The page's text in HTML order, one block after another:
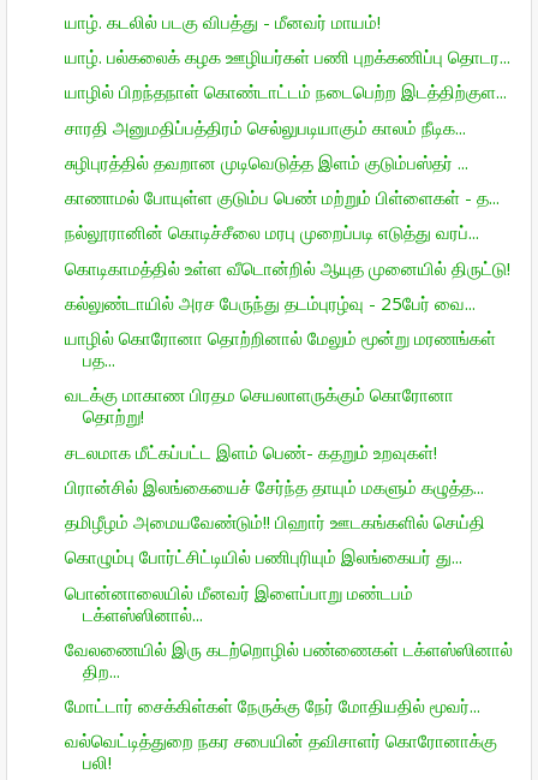
யாழ். கடலில் படகு விபத்து - மீனவர் மாயம்!
யாழ். பல்கலைக் கழக ஊழியர்கள் பணி புறக்கணிப்பு தொடர...
யாழில் பிறந்தநாள் கொண்டாட்டம் நடைபெற்ற இடத்திற்குள...
சாரதி அனுமதிப்பத்திரம் செல்லுபடியாகும் காலம் நீடிக...
சுழிபுரத்தில் தவறான முடிவெடுத்த இளம் குடும்பஸ்தர் ...
காணாமல் போயுள்ள குடும்ப பெண் மற்றும் பிள்ளைகள் - த...
நல்லூரானின் கொடிச்சீலை மரபு முறைப்படி எடுத்து வரப்...
கொடிகாமத்தில் உள்ள வீடொன்றில் ஆயுத முனையில் திருட்டு!
கல்லுண்டாயில் அரச பேருந்து தடம்புரழ்வு - 25பேர் வை...
யாழில் கொரோனா தொற்றினால் மேலும் மூன்று மரணங்கள்
பத...
வடக்கு மாகாண பிரதம செயலாளருக்கும் கொரோனா
தொற்று!
சடலமாக மீட்கப்பட்ட இளம் பெண்- கதறும் உறவுகள்!
பிரான்சில் இலங்கையைச் சேர்ந்த தாயும் மகளும் கழுத்த...
தமிழீழம் அமையவேண்டும்!! பிஹார் ஊடகங்களில் செய்தி
கொழும்பு போர்ட்சிட்டியில் பணிபுரியும் இலங்கையர் து...
பொன்னாலையில் மீனவர் இளைப்பாறு மண்டபம்
டக்ளஸ்ஸினால்...
வேலணையில் இரு கடற்றொழில் பண்ணைகள் டக்ளஸ்ஸினால்
திற...
மோட்டார் சைக்கிள்கள் நேருக்கு நேர் மோதியதில் மூவர்...
வல்வெட்டித்துறை நகர சபையின் தவிசாளர் கொரோனாக்கு
பலி!